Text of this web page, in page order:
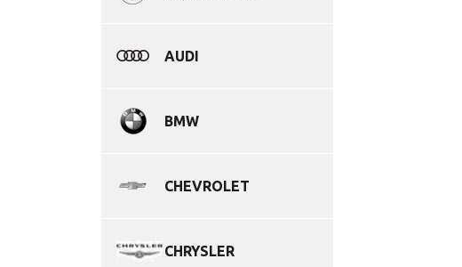
AUDI
BMW
CHEVROLET
CHRYSLER